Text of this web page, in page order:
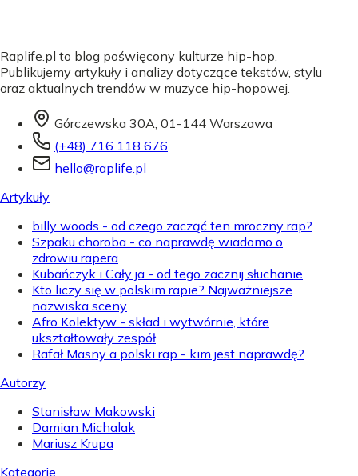
Raplife.pl to blog poświęcony kulturze hip-hop.
Publikujemy artykuły i analizy dotyczące tekstów, stylu
oraz aktualnych trendów w muzyce hip-hopowej.
Górczewska 30A, 01-144 Warszawa
(+48) 716 118 676
hello@raplife.pl
Artykuły
billy woods - od czego zacząć ten mroczny rap?
Szpaku choroba - co naprawdę wiadomo o
zdrowiu rapera
Kubańczyk i Cały ja - od tego zacznij słuchanie
Kto liczy się w polskim rapie? Najważniejsze
nazwiska sceny
Afro Kolektyw - skład i wytwórnie, które
ukształtowały zespół
Rafał Masny a polski rap - kim jest naprawdę?
Autorzy
Stanisław Makowski
Damian Michalak
Mariusz Krupa
Kategorie